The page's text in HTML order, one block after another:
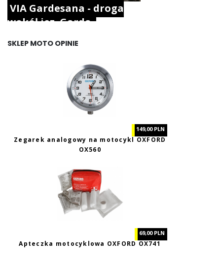
VIA Gardesana - droga
wokół jez. Garda.
SKLEP MOTO OPINIE
149,00 PLN
Zegarek analogowy na motocykl OXFORD
OX560
69,00 PLN
Apteczka motocyklowa OXFORD OX741